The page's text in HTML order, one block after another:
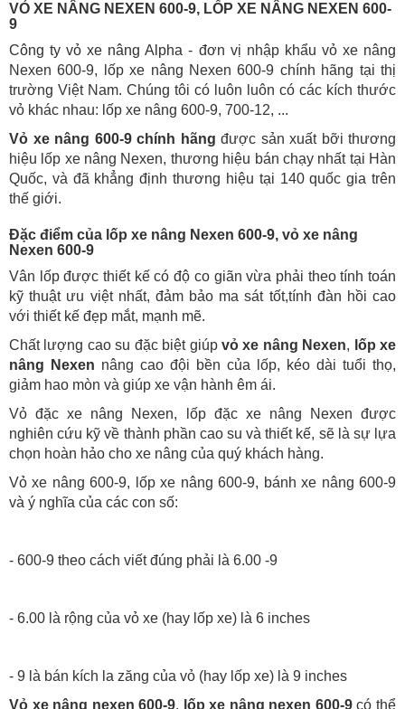
VỎ XE NÂNG NEXEN 600-9, LỐP XE NÂNG NEXEN 600-
9
Công ty vỏ xe nâng Alpha - đơn vị nhập khẩu vỏ xe nâng
Nexen 600-9, lốp xe nâng Nexen 600-9 chính hãng tại thị
trường Việt Nam. Chúng tôi có luôn luôn có các kích thước
vỏ khác nhau: lốp xe nâng 600-9, 700-12, ...
Vỏ xe nâng 600-9 chính hãng được sản xuất bỡi thương
hiệu lốp xe nâng Nexen, thương hiệu bán chạy nhất tại Hàn
Quốc, và đã khẳng định thương hiệu tại 140 quốc gia trên
thế giới.
Đặc điểm của lốp xe nâng Nexen 600-9, vỏ xe nâng
Nexen 600-9
Vân lốp được thiết kế có độ co giãn vừa phải theo tính toán
kỹ thuật ưu việt nhất, đảm bảo ma sát tốt,tính đàn hồi cao
với thiết kế đẹp mắt, mạnh mẽ.
Chất lượng cao su đặc biệt giúp vỏ xe nâng Nexen, lốp xe
nâng Nexen nâng cao đội bền của lốp, kéo dài tuổi thọ,
giảm hao mòn và giúp xe vận hành êm ái.
Vỏ đặc xe nâng Nexen, lốp đặc xe nâng Nexen được
nghiên cứu kỹ về thành phần cao su và thiết kế, sẽ là sự lựa
chọn hoàn hảo cho xe nâng của quý khách hàng.
Vỏ xe nâng 600-9, lốp xe nâng 600-9, bánh xe nâng 600-9
và ý nghĩa của các con số:
- 600-9 theo cách viết đúng phải là 6.00 -9
- 6.00 là rộng của vỏ xe (hay lốp xe) là 6 inches
- 9 là bán kích la zăng của vỏ (hay lốp xe) là 9 inches
Vỏ xe nâng nexen 600-9, lốp xe nâng nexen 600-9có thể